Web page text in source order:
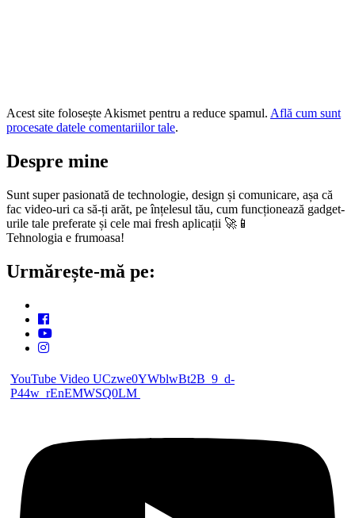
Acest site folosește Akismet pentru a reduce spamul. Află cum sunt
procesate datele comentariilor tale.
Despre mine
Sunt super pasionată de technologie, design și comunicare, așa că
fac video-uri ca să-ți arăt, pe înțelesul tău, cum funcționează gadget-
urile tale preferate și cele mai fresh aplicații 🚀📱
Tehnologia e frumoasa!
Urmărește-mă pe:
YouTube Video UCzwe0YWblwBt2B_9_d-
P44w_rEnEMWSQ0LM